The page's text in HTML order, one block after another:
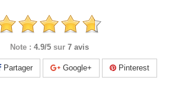
Note : 4.9/5 sur 7 avis
Partager Google+ Pinterest